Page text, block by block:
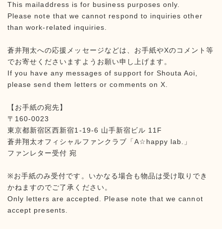
This mailaddress is for business purposes only.
Please note that we cannot respond to inquiries other
than work-related inquiries.
蒼井翔太への応援メッセージなどは、お手紙やXのコメント等
でお寄せくださいますようお願い申し上げます。
If you have any messages of support for Shouta Aoi,
please send them letters or comments on X.
【お手紙の宛先】
〒160-0023
東京都新宿区西新宿1-19-6 山手新宿ビル 11F
蒼井翔太オフィシャルファンクラブ「A☆happy lab.」
ファンレター受付 宛
※お手紙のみ受付です。いかなる場合も物品は受け取りでき
かねますのでご了承ください。
Only letters are accepted. Please note that we cannot
accept presents.